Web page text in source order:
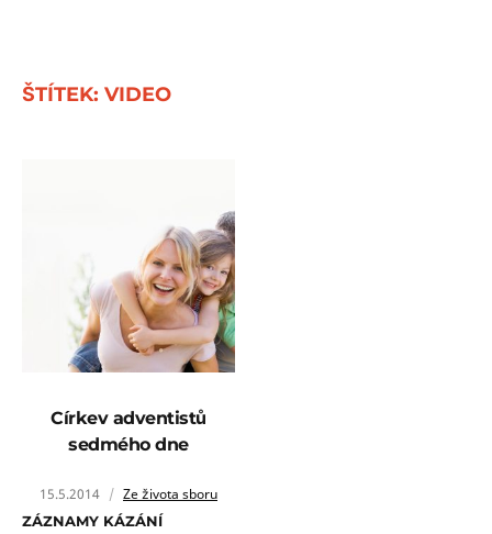
ŠTÍTEK: VIDEO
Církev adventistů
sedmého dne
15.5.2014 Ze života sboru
ZÁZNAMY KÁZÁNÍ